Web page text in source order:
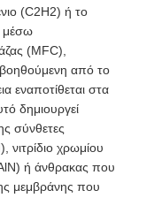
(C2H2) ή το
μέσω
(MFC),
από το
εναποτίθεται στα
δημιουργεί
σύνθετες
νιτρίδιο χρωμίου
ή άνθρακας που
μεμβράνης που